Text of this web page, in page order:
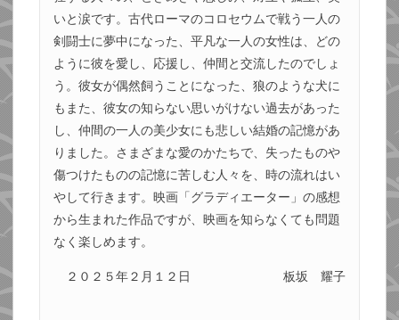
いと涙です。古代ローマのコロセウムで戦う一人の
剣闘士に夢中になった、平凡な一人の女性は、どの
ように彼を愛し、応援し、仲間と交流したのでしょ
う。彼女が偶然飼うことになった、狼のような犬に
もまた、彼女の知らない思いがけない過去があった
し、仲間の一人の美少女にも悲しい結婚の記憶があ
りました。さまざまな愛のかたちで、失ったものや
傷つけたものの記憶に苦しむ人々を、時の流れはい
やして行きます。映画「グラディエーター」の感想
から生まれた作品ですが、映画を知らなくても問題
なく楽しめます。
２０２５年２月１２日 板坂 耀子